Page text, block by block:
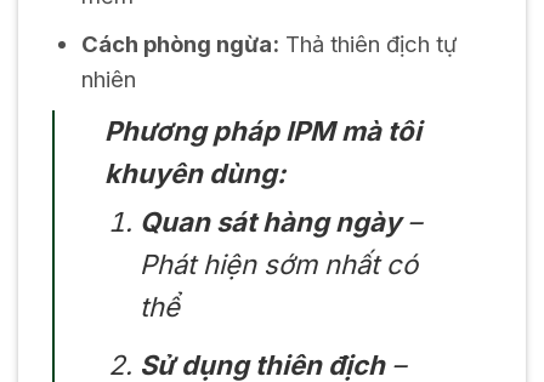
Cách phòng ngừa: Thả thiên địch tự
nhiên
Phương pháp IPM mà tôi
khuyên dùng:
Quan sát hàng ngày–
Phát hiện sớm nhất có
thể
Sử dụng thiên địch–